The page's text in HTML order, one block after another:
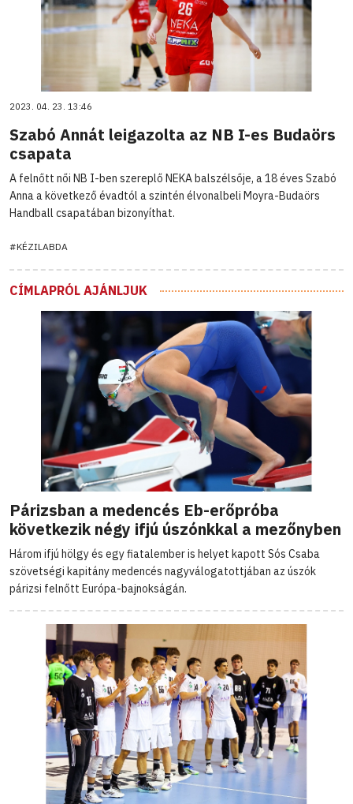
2023. 04. 23. 13:46
Szabó Annát leigazolta az NB I-es Budaörs
csapata
A felnőtt női NB I-ben szereplő NEKA balszélsője, a 18 éves Szabó
Anna a következő évadtól a szintén élvonalbeli Moyra-Budaörs
Handball csapatában bizonyíthat.
#KÉZILABDA
CÍMLAPRÓL AJÁNLJUK
Párizsban a medencés Eb-erőpróba
következik négy ifjú úszónkkal a mezőnyben
Három ifjú hölgy és egy fiatalember is helyet kapott Sós Csaba
szövetségi kapitány medencés nagyválogatottjában az úszók
párizsi felnőtt Európa-bajnokságán.